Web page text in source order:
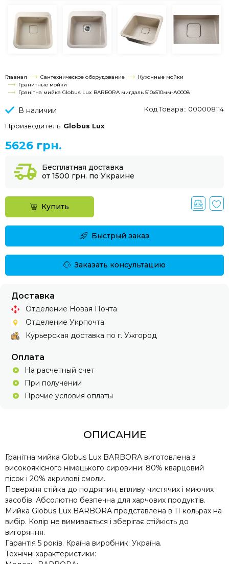
Главная Сантехническое оборудование
Кухонные мойки
Гранитные мойки
Гранітна мийка Globus Lux BARBORA мигдаль 510х510мм-А0008
В наличии Код Товара:: 000008114
Производитель: Globus Lux
5626 грн.
Бесплатная доставка
от 1500 грн. по Украине
Купить
Быстрый заказ
Заказать консультацию
Доставка
Отделение Новая Почта
Отделение Укрпочта
Курьерская доставка по г. Ужгород
Оплата
На расчетный счет
При получении
Прочие условия оплаты
ОПИСАНИЕ
Гранітна мийка Globus Lux BARBORA виготовлена ​​з
високоякісного німецького сировини: 80% кварцовий
пісок і 20% акрилові смоли.
Поверхня стійка до подряпин, впливу чистячих і миючих
засобів. Абсолютно безпечна для харчових продуктів.
Мийка Globus Lux BARBORA представлена ​​в 11 кольрах на
вибір. Колір не вимивається і зберігає стійкість до
вигоряння.
Гарантія 5 років. Країна виробник: Україна.
Технічні характеристики: